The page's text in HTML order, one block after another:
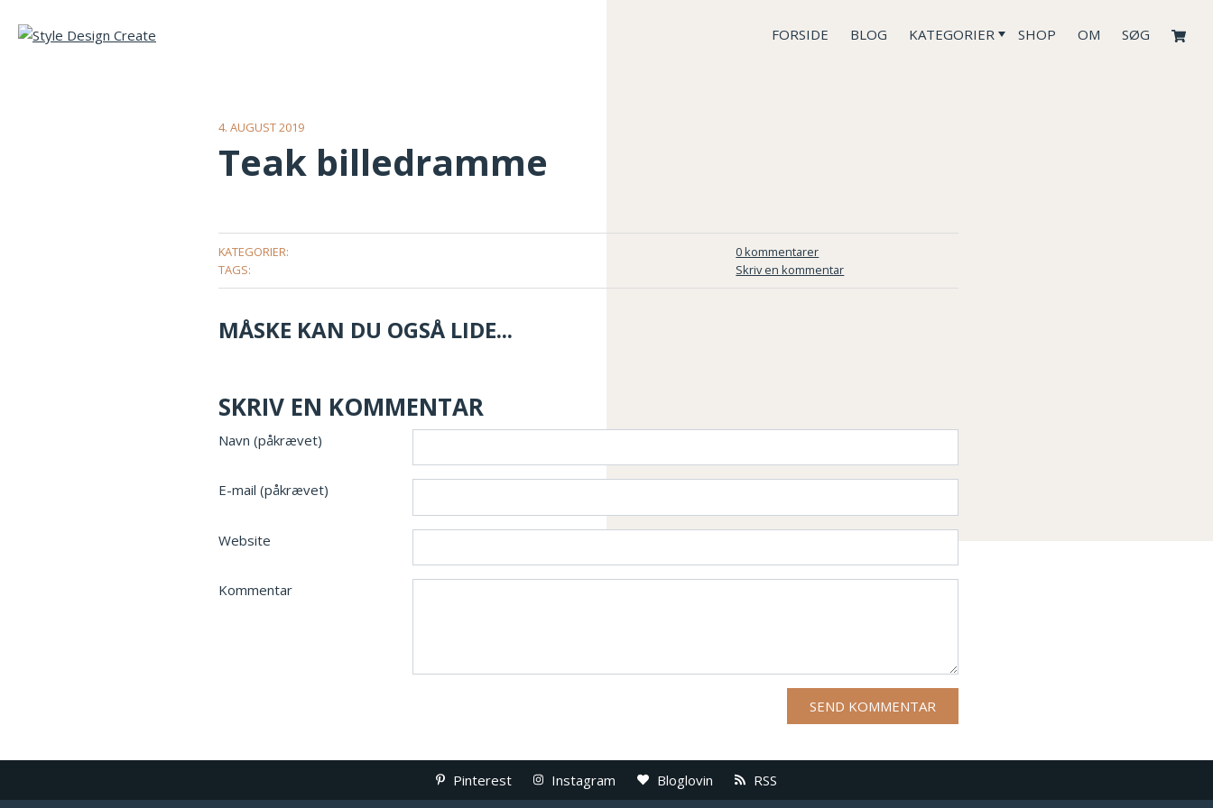
FORSIDE BLOG KATEGORIER SHOP OM SØG
4. AUGUST 2019
Teak billedramme
KATEGORIER:
TAGS:
0 kommentarer
Skriv en kommentar
MÅSKE KAN DU OGSÅ LIDE...
SKRIV EN KOMMENTAR
Navn (påkrævet)
E-mail (påkrævet)
Website
Kommentar
Pinterest Instagram Bloglovin RSS